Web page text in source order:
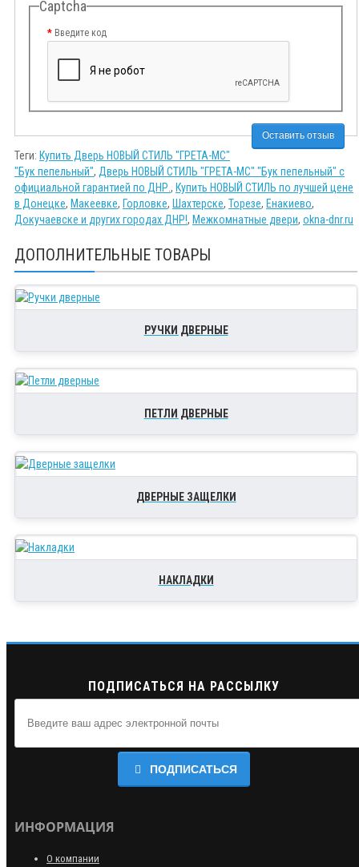
Captcha
Введите код
Оставить отзыв
Теги: Купить Дверь НОВЫЙ СТИЛЬ "ГРЕТА-МС"
"Бук пепельный", Дверь НОВЫЙ СТИЛЬ "ГРЕТА-МС" "Бук пепельный" с
официальной гарантией по ДНР. , Купить НОВЫЙ СТИЛЬ по лучшей цене
в Донецке, Макеевке, Горловке, Шахтерске, Торезе, Енакиево,
Докучаевске и других городах ДНР!, Межкомнатные двери, okna-dnr.ru
ДОПОЛНИТЕЛЬНЫЕ ТОВАРЫ
РУЧКИ ДВЕРНЫЕ
ПЕТЛИ ДВЕРНЫЕ
ДВЕРНЫЕ ЗАЩЕЛКИ
НАКЛАДКИ
ПОДПИСАТЬСЯ НА РАССЫЛКУ
ПОДПИСАТЬСЯ
ИНФОРМАЦИЯ
О компании